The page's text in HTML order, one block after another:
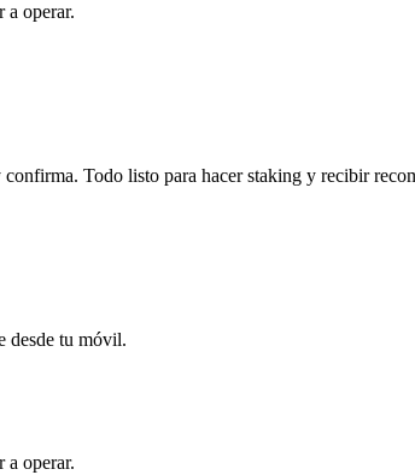
a operar.
Todo listo para hacer staking y recibir
desde tu móvil.
a operar.